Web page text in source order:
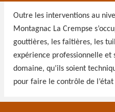
Outre les interventions au
Montagnac La Crempse
gouttières, les faîtières, les
expérience professionnelle et
domaine, qu’ils soient
pour faire le contrôle de